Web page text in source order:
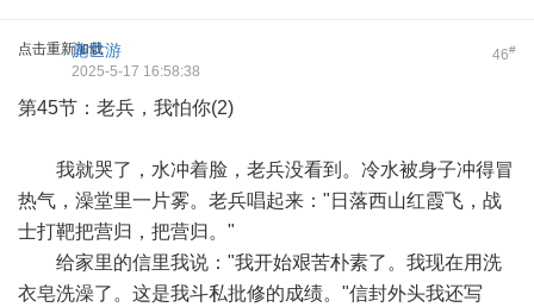
点击重新加载 46#
施世游
2025-5-17 16:58:38
第45节：老兵，我怕你(2)
我就哭了，水冲着脸，老兵没看到。冷水被身子冲得冒
热气，澡堂里一片雾。老兵唱起来："日落西山红霞飞，战
士打靶把营归，把营归。"
给家里的信里我说："我开始艰苦朴素了。我现在用洗
衣皂洗澡了。这是我斗私批修的成绩。"信封外头我还写